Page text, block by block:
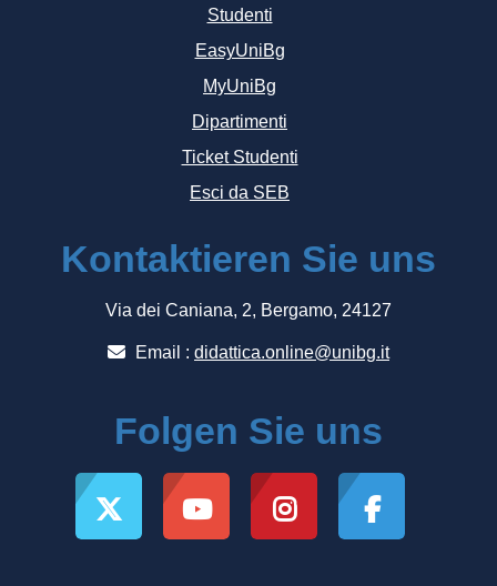
Studenti
EasyUniBg
MyUniBg
Dipartimenti
Ticket Studenti
Esci da SEB
Kontaktieren Sie uns
Via dei Caniana, 2, Bergamo, 24127
Email : didattica.online@unibg.it
Folgen Sie uns